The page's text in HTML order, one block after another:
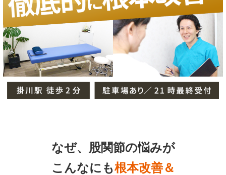
なぜ、股関節の悩みが
こんなにも根本改善＆